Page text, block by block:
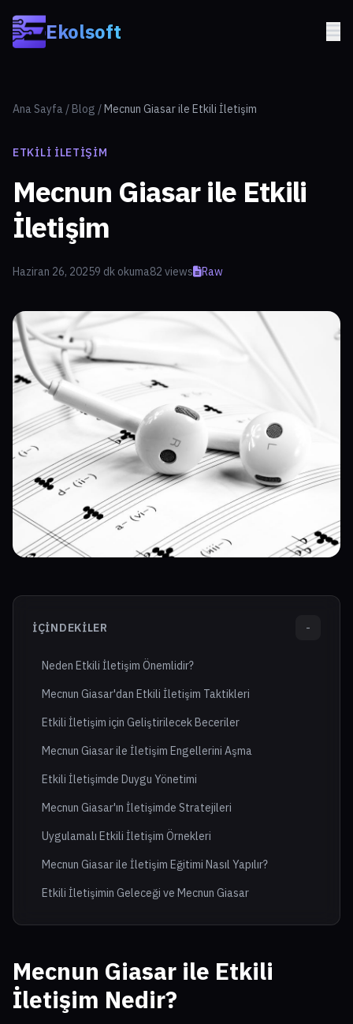
Ekolsoft
Ana Sayfa / Blog /Mecnun Giasar ile Etkili İletişim
ETKILI İLETIŞIM
Mecnun Giasar ile Etkili
İletişim
Haziran 26, 20259 dk okuma82 views Raw
İÇINDEKILER -
Neden Etkili İletişim Önemlidir?
Mecnun Giasar'dan Etkili İletişim Taktikleri
Etkili İletişim için Geliştirilecek Beceriler
Mecnun Giasar ile İletişim Engellerini Aşma
Etkili İletişimde Duygu Yönetimi
Mecnun Giasar'ın İletişimde Stratejileri
Uygulamalı Etkili İletişim Örnekleri
Mecnun Giasar ile İletişim Eğitimi Nasıl Yapılır?
Etkili İletişimin Geleceği ve Mecnun Giasar
Mecnun Giasar ile Etkili
İletişim Nedir?